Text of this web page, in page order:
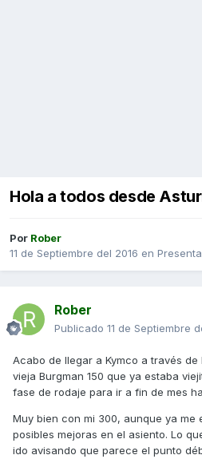
Hola a todos desde
Por Rober
11 de Septiembre del 2016 en
Rober
Publicado 11 de Septiembre
Acabo de llegar a Kymco a través
vieja Burgman 150 que ya estaba
fase de rodaje para ir a fin de mes
Muy bien con mi 300, aunque ya me
posibles mejoras en el asiento. Lo
ido avisando que parece el punto